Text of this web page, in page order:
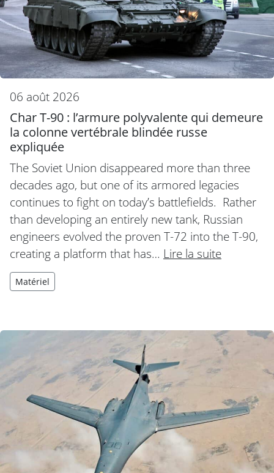
06 août 2026
Char T-90 : l’armure polyvalente qui demeure
la colonne vertébrale blindée russe
expliquée
The Soviet Union disappeared more than three
decades ago, but one of its armored legacies
continues to fight on today’s battlefields. Rather
than developing an entirely new tank, Russian
engineers evolved the proven T-72 into the T-90,
creating a platform that has… Lire la suite
Matériel